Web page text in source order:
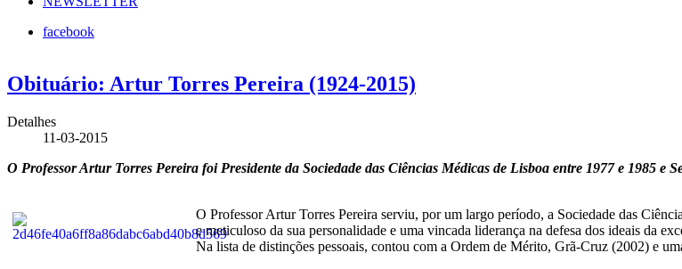
facebook
Obituário: Artur Torres Pereira (1924-2015)
Detalhes
11-03-2015
O Professor Artur Torres Pereira foi Presidente da Sociedade das Ciências Médicas de Lisboa entre 1977 e 1985 e
O Professor Artur Torres Pereira serviu, por um largo período, a Sociedade das
e meticuloso da sua personalidade e uma vincada liderança na defesa dos ideais da
Na lista de distinções pessoais, contou com a Ordem de Mérito, Grã-Cruz (2002) e